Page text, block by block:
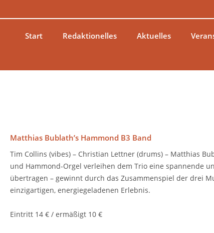
Inhalt
Start Redaktionelles Aktuelles
Matthias Bublath’s Hammond B3 Band
Tim Collins (vibes) – Christian Lettner (drums) – Matthias
und Hammond-Orgel verleihen dem Trio eine spannende
übertragen – gewinnt durch das Zusammenspiel der drei
einzigartigen, energiegeladenen Erlebnis.
Eintritt 14 € / ermäßigt 10 €